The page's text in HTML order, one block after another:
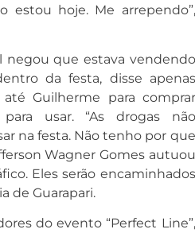
estou hoje. Me arrependo”,
negou que estava vendendo
da festa, disse apenas
Guilherme para comprar
para usar. “As drogas não
na festa. Não tenho por que
Wagner Gomes autuou
Eles serão encaminhados
de Guarapari.
do evento “Perfect Line”,